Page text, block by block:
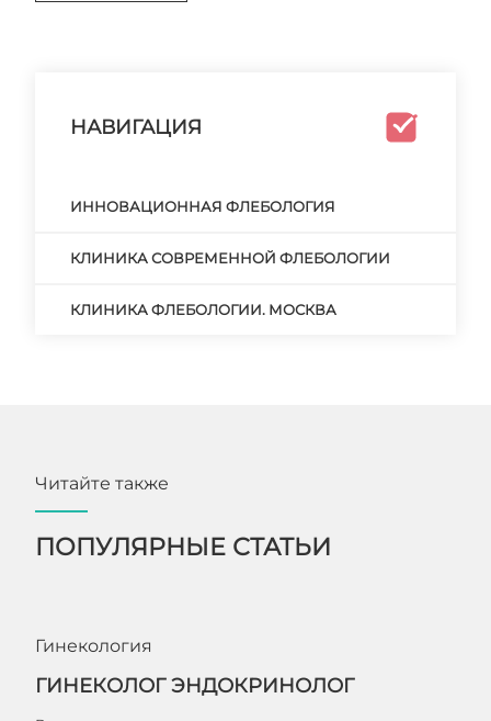
НАВИГАЦИЯ
ИННОВАЦИОННАЯ ФЛЕБОЛОГИЯ
КЛИНИКА СОВРЕМЕННОЙ ФЛЕБОЛОГИИ
КЛИНИКА ФЛЕБОЛОГИИ. МОСКВА
Читайте также
ПОПУЛЯРНЫЕ СТАТЬИ
Гинекология
ГИНЕКОЛОГ ЭНДОКРИНОЛОГ